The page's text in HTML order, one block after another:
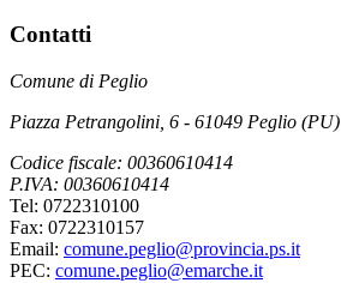
Contatti
Comune di Peglio
Piazza Petrangolini, 6 - 61049 Peglio (PU)
Codice fiscale: 00360610414
P.IVA: 00360610414
Tel: 0722310100
Fax: 0722310157
Email: comune.peglio@provincia.ps.it
PEC: comune.peglio@emarche.it